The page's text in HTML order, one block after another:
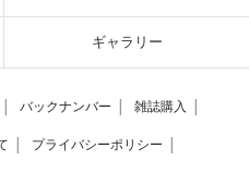
ギャラリー
バックナンバー 雑誌購入
プライバシーポリシー